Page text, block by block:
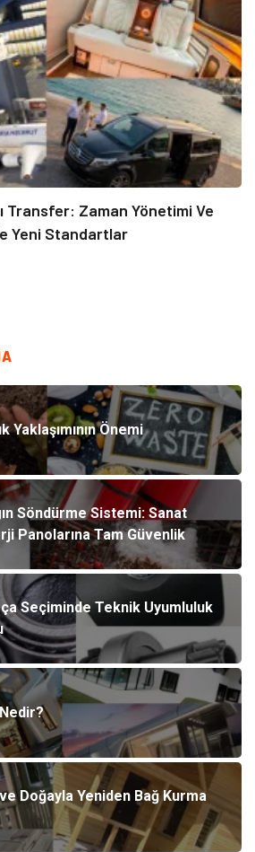
Transfer: Zaman Yönetimi Ve
Yeni Standartlar
Yaklaşımının Önemi
Söndürme Sistemi: Sanat
Panolarına Tam Güvenlik
Seçiminde Teknik Uyumluluk
Doğayla Yeniden Bağ Kurma